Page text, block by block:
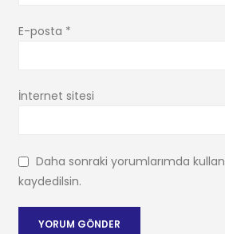
E-posta *
İnternet sitesi
Daha sonraki yorumlarımda
kaydedilsin.